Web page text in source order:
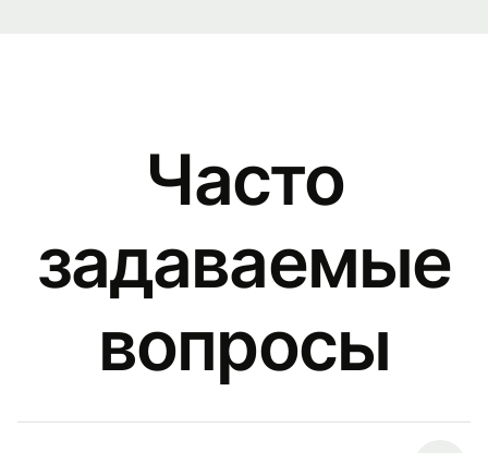
Часто
задаваемые
вопросы